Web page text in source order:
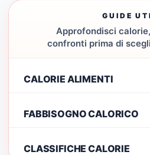
GUIDE
Approfondisci
confronti prima di
CALORIE ALIMENTI
FABBISOGNO CALORICO
CLASSIFICHE CALORIE